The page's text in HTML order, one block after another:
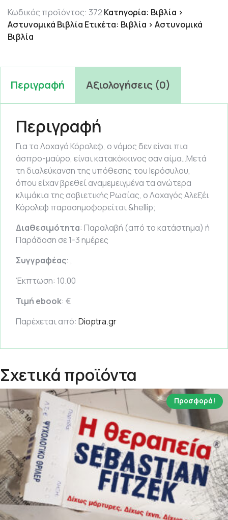
9.90 €.
Κωδικός προϊόντος: 372 Κατηγορία: Βιβλία >
Αστυνομικά Βιβλία Ετικέτα: Βιβλία > Αστυνομικά
Βιβλία
Περιγραφή Αξιολογήσεις (0)
Περιγραφή
Για το Λοχαγό Κόρολεφ, ο νόμος δεν είναι πια
άσπρο-μαύρο, είναι κατακόκκινος σαν αίμα…Μετά
τη διαλεύκανση της υπόθεσης του Ιερόσυλου,
όπου είχαν βρεθεί αναμεμειγμένα τα ανώτερα
κλιμάκια της σοβιετικής Ρωσίας, ο Λοχαγός Αλεξέι
Κόρολεφ παρασημοφορείται &hellip;
Διαθεσιμότητα: Παραλαβή (από το κατάστημα) ή
Παράδοση σε 1-3 ημέρες
Συγγραφέας: ,
Έκπτωση: 10.00
Τιμή ebook: €
Παρέχεται από: Dioptra.gr
Σχετικά προϊόντα
Προσφορά!